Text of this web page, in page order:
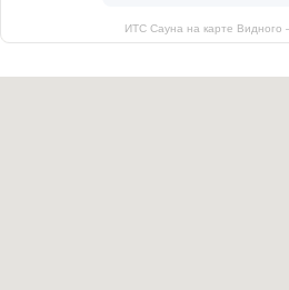
ИТС Сауна на карте Видного